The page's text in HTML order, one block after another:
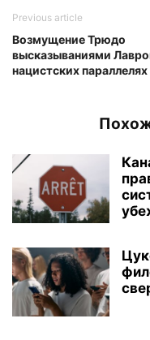
Previous article
Возмущение Трюдо
высказываниями
нацистских параллелях